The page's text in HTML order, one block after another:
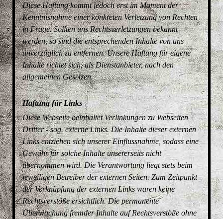
Diese Haftung kommt jedoch erst im Moment der
Kenntnisnahme einer konkreten Verletzung von Rechten
in Frage. Sollten uns Rechtsverletzungen bekannt
werden, so sind die entsprechenden Inhalte von uns
unverzüglich zu entfernen. Unsere Haftung für eigene
Inhalte richtet sich, als Dienstanbieter, nach den
allgemeinen Gesetzen.
Haftung für Links
Diese Webseite beinhaltet Verlinkungen zu Webseiten
Dritter - sog. externe Links. Die Inhalte dieser externen
Links entziehen sich unserer Einflussnahme, sodass eine
Gewähr für solche Inhalte unsererseits nicht
übernommen wird. Die Verantwortung liegt stets beim
jeweiligen Betreiber der externen Seiten. Zum Zeitpunkt
der Verknüpfung der externen Links waren keine
Rechtsverstöße ersichtlich. Die permanente
Überwachung fremder Inhalte auf Rechtsverstöße ohne